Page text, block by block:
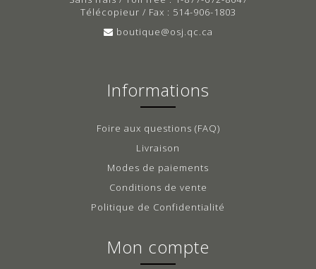
Télécopieur / Fax : 514-906-1803
boutique@osj.qc.ca
Informations
Foire aux questions (FAQ)
Livraison
Modes de paiements
Conditions de vente
Politique de Confidentialité
Mon compte